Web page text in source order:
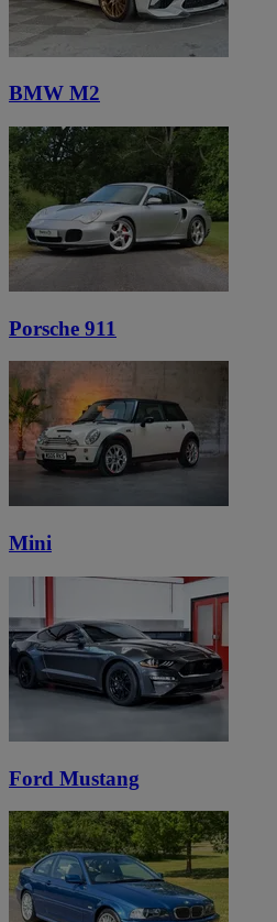
BMW M2
Porsche 911
Mini
Ford Mustang